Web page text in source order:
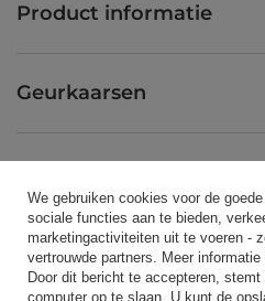
Product informatie
Geurkaarsen
Blog
We gebruiken cookies voor de
sociale functies aan te bieden,
marketingactiviteiten uit te voeren -
vertrouwde partners. Meer
Door dit bericht te accepteren,
computer op te slaan. U kunt de